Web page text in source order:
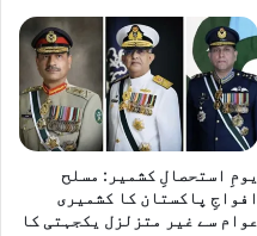
یومِ استحصالِ کشمیر: مسلح
افواجِ پاکستان کا کشمیری
عوام سے غیر متزلزل یکجہتی کا